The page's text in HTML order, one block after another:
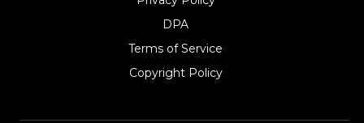
DPA
Terms of Service
Copyright Policy‎